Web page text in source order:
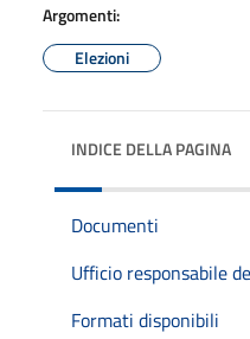
Argomenti:
Elezioni
INDICE DELLA PAGINA
Documenti
Ufficio responsabile
Formati disponibili